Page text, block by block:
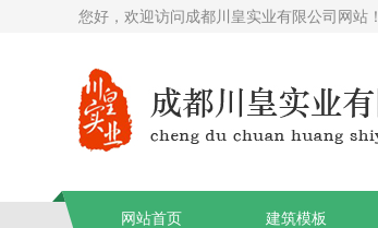
您好，欢迎访问成都川皇实业有限公司网站！
网站首页 建筑模板